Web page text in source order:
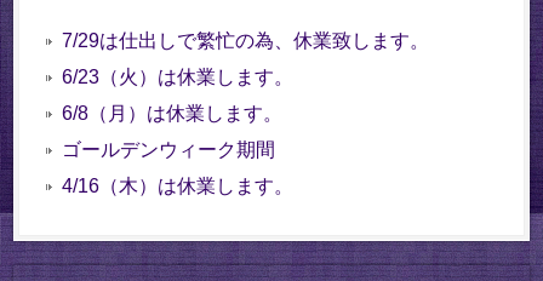
7/29は仕出しで繁忙の為、休業致します。
6/23（火）は休業します。
6/8（月）は休業します。
ゴールデンウィーク期間
4/16（木）は休業します。